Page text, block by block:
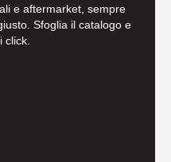
e aftermarket, sempre
Sfoglia il catalogo e